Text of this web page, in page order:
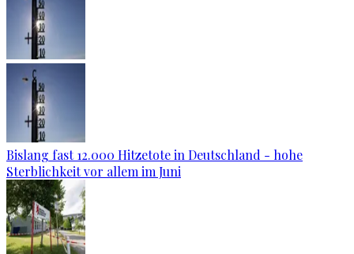
Bislang fast 12.000 Hitzetote in Deutschland - hohe
Sterblichkeit vor allem im Juni